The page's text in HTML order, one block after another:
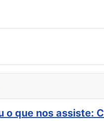
o que nos assiste: